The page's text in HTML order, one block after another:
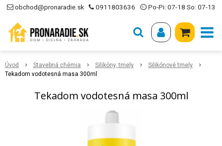
obchod@pronaradie.sk 0911803636 ⏲ Po-Pi: 07-18 So: 07-13
Úvod Stavebná chémia Silikóny, tmely
Silikónové tmely
Tekadom vodotesná masa 300ml
Tekadom vodotesná masa 300ml